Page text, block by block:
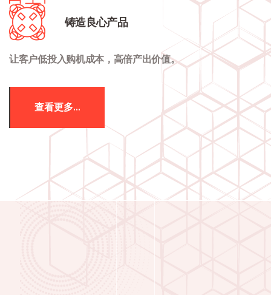
铸造良心产品
让客户低投入购机成本，高倍产出价值。
查看更多...